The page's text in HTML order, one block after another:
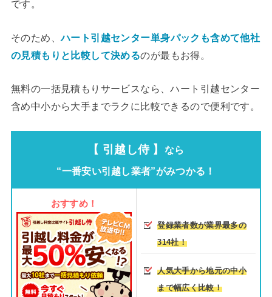
です。
そのため、ハート引越センター単身パックも含めて他社
の見積もりと比較して決めるのが最もお得。
無料の一括見積もりサービスなら、ハート引越センター
含め中小から大手までラクに比較できるので便利です。
【 引越し侍 】 なら
“一番安い引越し業者”がみつかる！
おすすめ！
登録業者数が業界最多の
314社！
人気大手から地元の中小
まで幅広く比較！